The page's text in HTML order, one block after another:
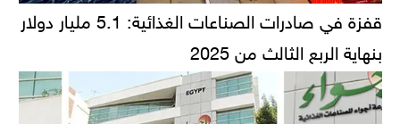
قفزة في صادرات الصناعات الغذائية: 5.1 مليار دولار
بنهاية الربع الثالث من 2025